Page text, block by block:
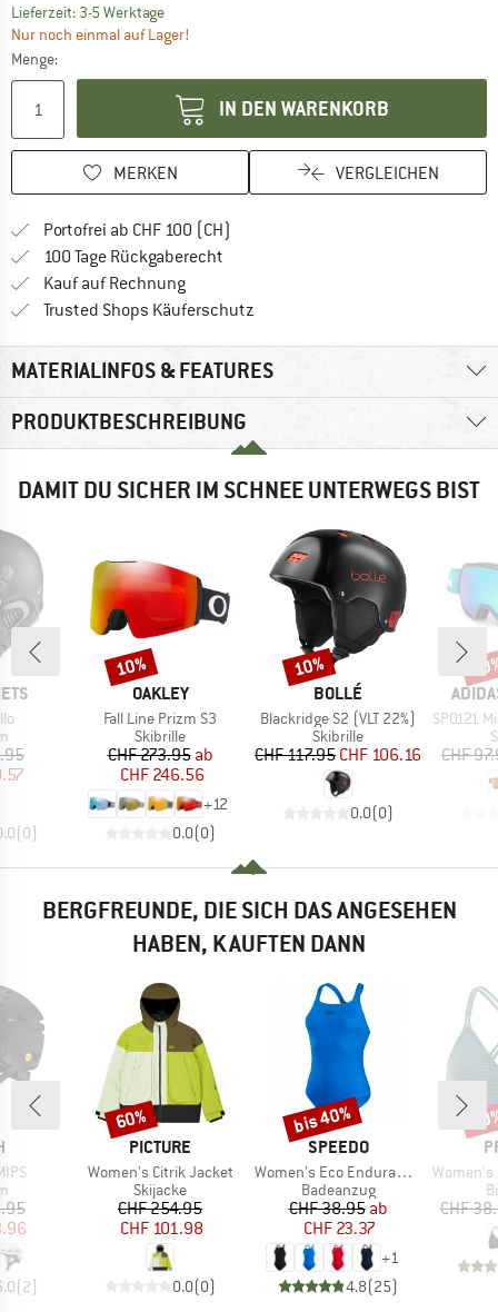
Lieferzeit: 3-5 WerktageDer Link öffnet sich in einer Infobox und
Nur noch einmal auf Lager!
Menge:
IN DEN WARENKORB
MERKEN VERGLEICHEN
Portofrei ab CHF 100 (CH)
100 Tage Rückgaberecht
Kauf auf RechnungFinde die Zahlungs-Infos hier! Öffnet
Trusted Shops Käuferschutz
MATERIALINFOS & FEATURES
PRODUKTBESCHREIBUNG
DAMIT DU SICHER IM SCHNEE UNTERWEGS BIST
Preis
(0)
MARKE
OAKLEY
Artikel
Fall Line Prizm S3
Produktgruppe
Skibrille
Preis
CHF 273.95reduzierter Preis
ab
CHF 246.56
+12
0.0(0)
Rabatt
10%
MARKE
BOLLÉ
Artikel
Blackridge S2 (VLT 22%)
Produktgruppe
Skibrille
Preis
CHF 117.95 reduzierter Preis
CHF 106.16
0.0(0)
Rabatt
10%
Artikel
SP0121
CHF
BERGFREUNDE, DIE SICH DAS ANGESEHEN
HABEN, KAUFTEN DANN
Preis
(2)
MARKE
PICTURE
Artikel
Women's Citrik Jacket
Produktgruppe
Skijacke
Preis
CHF 254.95reduzierter Preis
CHF 101.98
0.0(0)
Rabatt
60%
MARKE
SPEEDO
Artikel
Women's Eco Endurance+ Medalist
Produktgruppe
Badeanzug
Preis
CHF 38.95reduzierter Preis
ab
CHF 23.37
+1
4.8(25)
Rabatt
bis 40%
Artikel
Women's
CHF